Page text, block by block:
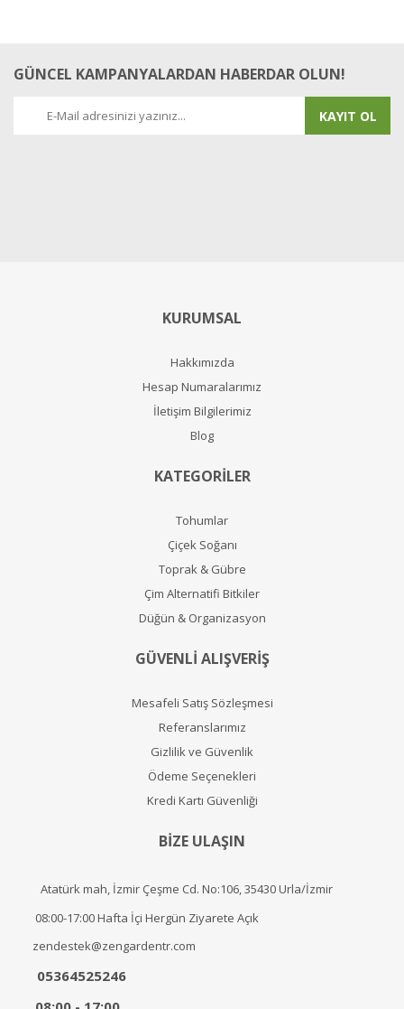
GÜNCEL KAMPANYALARDAN HABERDAR OLUN!
KAYIT OL
KURUMSAL
Hakkımızda
Hesap Numaralarımız
İletişim Bilgilerimiz
Blog
KATEGORİLER
Tohumlar
Çiçek Soğanı
Toprak & Gübre
Çim Alternatifi Bitkiler
Düğün & Organizasyon
GÜVENLİ ALIŞVERİŞ
Mesafeli Satış Sözleşmesi
Referanslarımız
Gizlilik ve Güvenlik
Ödeme Seçenekleri
Kredi Kartı Güvenliği
BİZE ULAŞIN
Atatürk mah, İzmir Çeşme Cd. No:106, 35430 Urla/İzmir
08:00-17:00 Hafta İçi Hergün Ziyarete Açık
zendestek@zengardentr.com
05364525246